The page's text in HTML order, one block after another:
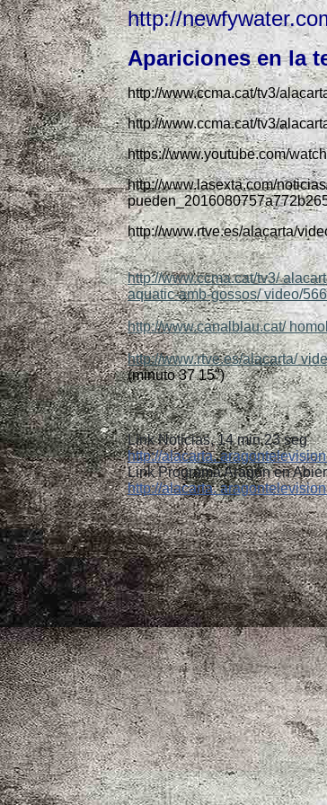
http://
Apariciones en la
http://www.ccma.cat/tv3/
http://www.ccma.cat/tv3/
https://www.youtube.com/
http://www.lasexta.com/
http://www.rtve.es/alacarta/
http://www.ccma.cat/tv3/
aquatic-amb-gossos/ video/
http://www.canalblau.cat/
http://www.rtve.es/alacarta/
(minuto 37 15")
Link Noticias, 14 min 23 seg
http://alacarta.
Link Programa Aragón en
http://alacarta.